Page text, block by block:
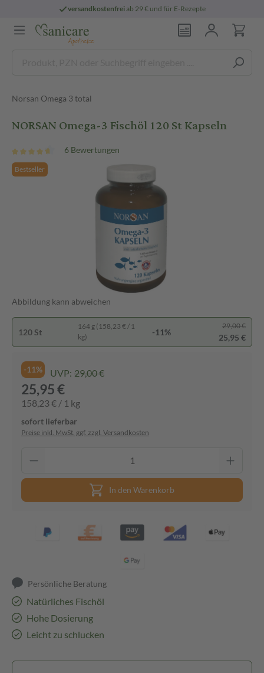
versandkostenfreiab 29 € und für E-Rezepte
Norsan Omega 3 total
NORSAN Omega-3 Fischöl 120 St Kapseln
6 Bewertungen
Bestseller
Abbildung kann abweichen
120 St
164 g (158,23 € / 1
kg)
-11%
29,00 €
25,95 €
-11% UVP: 29,00 €
25,95 €
158,23 € / 1 kg
sofort lieferbar
Preise inkl. MwSt. ggf. zzgl. Versandkosten
In den Warenkorb
Persönliche Beratung
Natürliches Fischöl
Hohe Dosierung
Leicht zu schlucken